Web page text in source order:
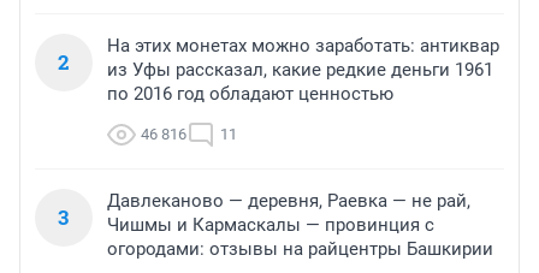
2
На этих монетах можно заработать: антиквар
из Уфы рассказал, какие редкие деньги 1961
по 2016 год обладают ценностью
46 816 11
3
Давлеканово — деревня, Раевка — не рай,
Чишмы и Кармаскалы — провинция с
огородами: отзывы на райцентры Башкирии